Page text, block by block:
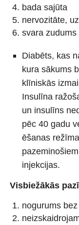
bada sajūta
nervozitāte,
svara zudums
Diabēts, kas
kura sākums
klīniskās
Insulīna
un insulīns
pēc 40 gadu
ēšanas
injekcijas.
Visbiežākās
nogurums